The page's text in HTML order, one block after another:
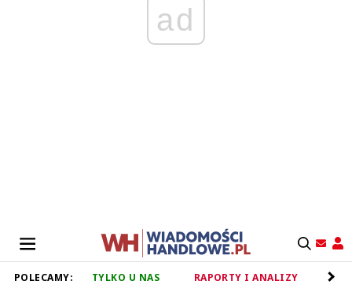
ad
POLECAMY: TYLKO U NAS RAPORTY I ANALIZY